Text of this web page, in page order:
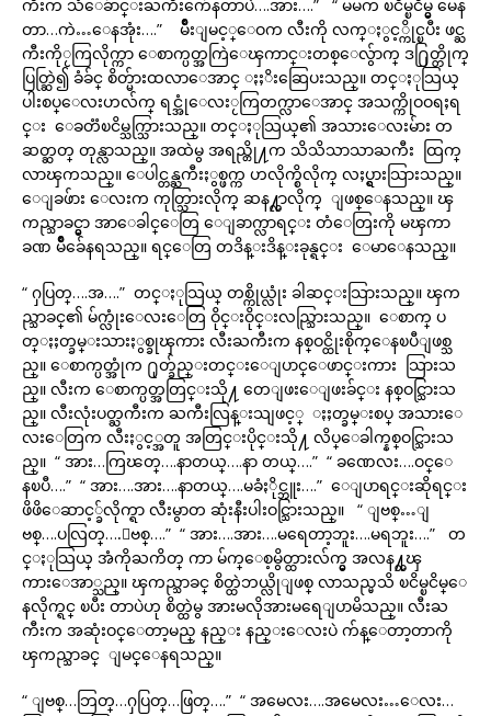
ကီးက သံေခ်ာင္းႀကီးက်ေနတာပဲ….အား….” “ မမက ၿငိမ္ၿငိမ္မွ မေန
တာ…ကဲ…ေနအုံး….” မ်ိဳးျမင့္ေဝက လီးကို လက္ႏွင့္ကိုင္ၿပီး ဖင္ႀ
ကီးကိုႂကြလိုက္ကာ ေစာက္ပတ္အကြဲေၾကာင္းတစ္ေလွ်ာက္ ဒ႐ြတ္တိုက္
ပြတ္ဆြဲ၍ ခံခ်င္ စိတ္မ်ားထလာေအာင္ ႏႈိးဆြေပးသည္။ တင္ႏုသြယ္
ပါးစပ္ေလးဟလ်က္ ရင္အုံေလးႂကြတက္လာေအာင္ အသက္ကိုဝဝရႈရ
င္း ေခတၱၿငိမ္သက္သြားသည္။ တင္ႏုသြယ္၏ အသားေလးမ်ား တ
ဆတ္ဆတ္ တုန္လာသည္။ အထဲမွ အရည္တို႔က သိသိသာသာႀကီး ထြက္
လာၾကသည္။ ေပါင္တန္ႀကီးႏွစ္ဖက္က ဟလိုက္စိလိုက္ လႈပ္ရွားသြားသည္။
ေျခဖ်ား ေလးက ကုတ္သြားလိုက္ ဆန႔္လာလိုက္ ျဖစ္ေနသည္။ ၾ
ကည္သာခင္မွာ အာေခါင္ေတြ ေျခာက္လာရင္း တံေတြးကို မၾကာ
ခဏ မ်ိဳခ်ေနရသည္။ ရင္ေတြ တဒိန္းဒိန္းခုန္ရင္း ေမာေနသည္။
“ ႁပြတ္….အ….” တင္ႏုသြယ္ တစ္ကိုယ္လုံး ခါဆင္းသြားသည္။ ၾက
ည္သာခင္၏ မ်က္လုံးေလးေတြ ဝိုင္းဝိုင္းလည္သြားသည္။ ေစာက္ ပ
တ္ႏႈတ္ခမ္းသားႏွစ္ခုၾကား လီးႀကီးက နစ္ဝင္ထိုးစိုက္ေနၿပီျဖစ္သ
ည္။ ေစာက္ပတ္အုံက ႐ုတ္ခ်ည္းတင္းေျပာင္ေဖာင္းကား သြားသ
ည္။ လီးက ေစာက္ပတ္အတြင္းသို႔ တေျဖးေျဖးခ်င္း နစ္ဝင္သြားသ
ည္။ လီးလုံးပတ္ႀကီးက ႀကီးလြန္းသျဖင့္ ႏႈတ္ခမ္းစပ္ အသားေ
လးေတြက လီးႏွင့္အတူ အတြင္းပိုင္းသို႔ လိပ္ေခါက္နစ္ဝင္သြားသ
ည္။ “ အား…ကြၽတ္….နာတယ္….နာ တယ္….” “ ခဏေလး….ဝင္ေ
နၿပီ….” “ အား….အား….နာတယ္….မခံႏိုင္ဘူး….” ေျပာရင္းဆိုရင္း
ဖိဖိေဆာင့္ခ်လိုက္ရာ လီးမွာတ ဆုံးနီးပါးဝင္သြားသည္။ “ ျဗစ္…ျ
ဗစ္….ပလြတ္….ျဗစ္….” “ အား….အား….မရေတာ့ဘူး….မရဘူး….” တ
င္ႏုသြယ္ အံကိုႀကိတ္ ကာ မ်က္ေစ့မွိတ္ထားလ်က္မွ အလန႔္တၾ
ကားေအာ္သည္။ ၾကည္သာခင္ စိတ္ထဲဘယ္လိုျဖစ္ လာသည္မသိ ၿငိမ္ၿငိမ္ေ
နလိုက္ရင္ ၿပီး တာပဲဟု စိတ္ထဲမွ အားမလိုအားမရေျပာမိသည္။ လီးႀ
ကီးက အဆုံးဝင္ေတာ့မည္ နည္း နည္းေလးပဲ က်န္ေတာ့တာကို
ၾကည္သာခင္ ျမင္ေနရသည္။
“ ျဗစ္…ဘြတ္…ႁပြတ္…ဖြတ္….” “ အမေလး….အမေလး…ေလး…